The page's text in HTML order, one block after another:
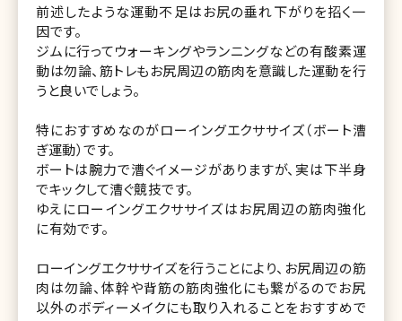
前述したような運動不足はお尻の垂れ下がりを招く一
因です。
ジムに行ってウォーキングやランニングなどの有酸素運
動は勿論、筋トレもお尻周辺の筋肉を意識した運動を行
うと良いでしょう。
特におすすめなのがローイングエクササイズ（ボート漕
ぎ運動）です。
ボートは腕力で漕ぐイメージがありますが、実は下半身
でキックして漕ぐ競技です。
ゆえにローイングエクササイズはお尻周辺の筋肉強化
に有効です。
ローイングエクササイズを行うことにより、お尻周辺の筋
肉は勿論、体幹や背筋の筋肉強化にも繋がるのでお尻
以外のボディーメイクにも取り入れることをおすすめで